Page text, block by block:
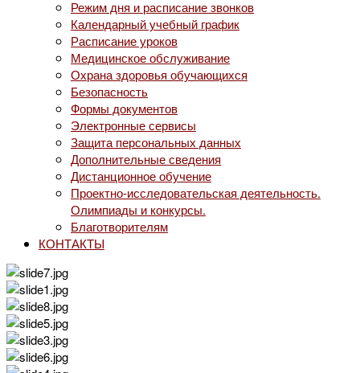
Режим дня и расписание звонков
Календарный учебный график
Расписание уроков
Медицинское обслуживание
Охрана здоровья обучающихся
Безопасность
Формы документов
Электронные сервисы
Защита персональных данных
Дополнительные сведения
Дистанционное обучение
Проектно-исследовательская деятельность.
Олимпиады и конкурсы.
Благотворителям
КОНТАКТЫ